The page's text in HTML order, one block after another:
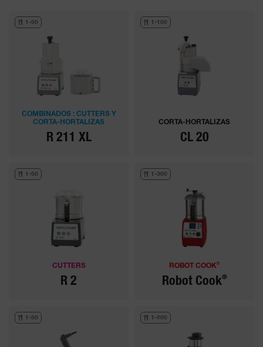
1-50
COMBINADOS : CUTTERS Y
CORTA-HORTALIZAS
R 211 XL
1-100
CORTA-HORTALIZAS
CL 20
1-50
CUTTERS
R 2
1-300
ROBOT COOK ®
Robot Cook®
1-50 1-200